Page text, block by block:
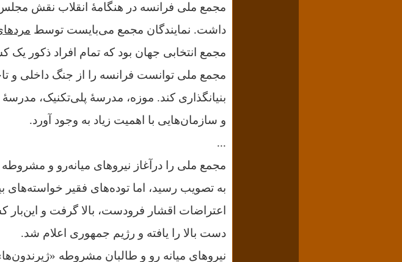
مجمع ملی فرانسه در هنگامهٔ انقلاب نقش
داشت. نمایندگان مجمع می‌بایست توسط
مجمع انتخابی جهان بود که تمام افراد ذکور
مجمع ملی توانست فرانسه را از جنگ داخلی و
بنیانگذاری کند. موزه، مدرسهٔ پلی‌تکنیک،
و سازمان‌هایی با اهمیت زیاد به وجود آورد.
...
مجمع ملی را درآغاز نیروهای میانه‌رو و
به تصویب رسید، اما توده‌های فقیر خواسته‌های
اعتراضات اقشار فرودست، بالا گرفت و این‌بار
دست بالا را یافته و رژیم جمهوری اعلام شد.